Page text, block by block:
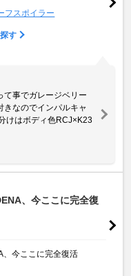
フスポイラー
す
て事でガレージベリー
きなのでインパルキャ
けはボディ色RCJ×K23
、今ここに完全復
、今ここに完全復活